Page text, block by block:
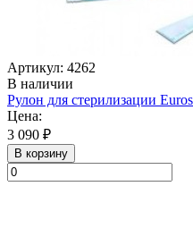
Артикул: 4262
В наличии
Рулон для стерилизации
Цена:
3 090 ₽
В корзину